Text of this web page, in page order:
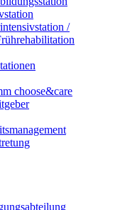
/
choose&care